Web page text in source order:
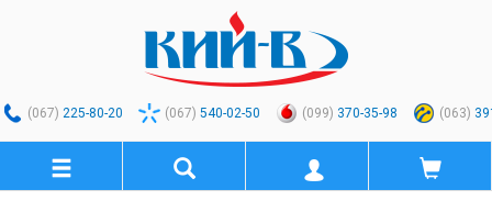
(067) 225-80-20 (067) 540-02-50 (099) 370-35-98 (063)